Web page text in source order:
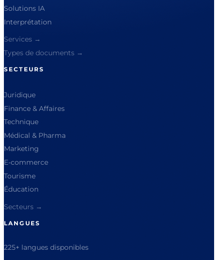
Solutions IA
Interprétation
Services →
Types de documents →
SECTEURS
Juridique
Finance & Affaires
Technique
Médical & Pharma
Marketing
E-commerce
Tourisme
Éducation
Secteurs →
LANGUES
225+ langues disponibles